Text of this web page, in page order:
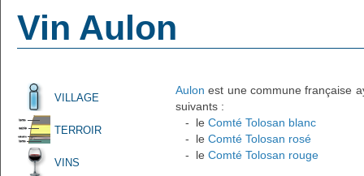
Vin Aulon
VILLAGE
TERROIR
VINS
Aulon est une commune française
suivants :
- le Comté Tolosan blanc
- le Comté Tolosan rosé
- le Comté Tolosan rouge